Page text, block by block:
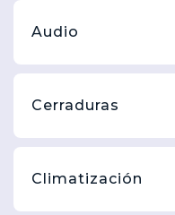
Audio
Cerraduras
Climatización